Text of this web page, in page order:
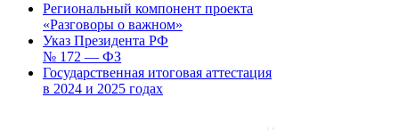
Региональный компонент проекта
«Разговоры о важном»
Указ Президента РФ
№ 172 — ФЗ
Государственная итоговая аттестация
в 2024 и 2025 годах